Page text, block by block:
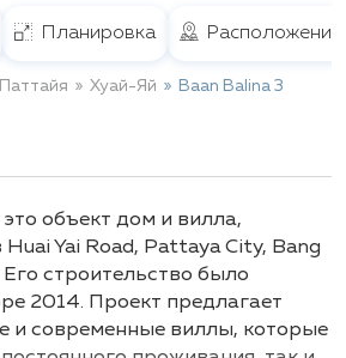
Планировка Расположение
Паттайя Хуай-Яй Baan Balina 3
это объект дом и вилла,
Yai Road, Pattaya City, Bang
Его строительство было
2014. Проект предлагает
и современные виллы, которые